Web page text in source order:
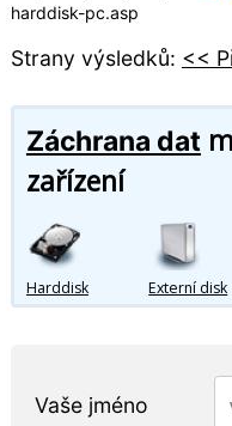
harddisk-pc.asp
Strany výsledků: <<
Záchrana dat
zařízení
Harddisk Externí disk
Vaše jméno